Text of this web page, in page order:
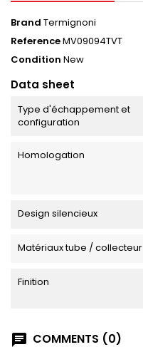
Brand Termignoni
ReferenceMV09094TVT
Condition New
Data sheet
Type d'échappement et
configuration
Homologation
Design silencieux
Matériaux tube / collecteur
Finition
COMMENTS (0)